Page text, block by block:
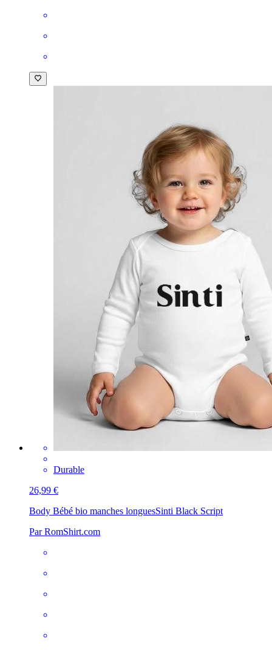
Durable
26,99 €
Body Bébé bio manches longuesSinti Black Script
Par RomShirt.com